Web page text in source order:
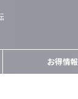
お得情報